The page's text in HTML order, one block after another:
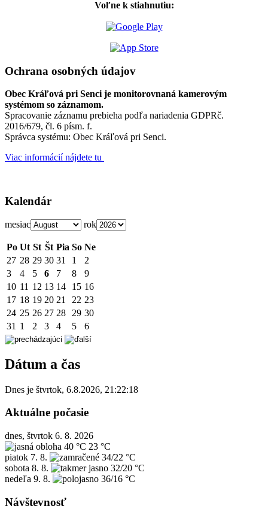
Voľne k stiahnutiu:
Ochrana osobných údajov
Obec Kráľová pri Senci je monitorovnaná kamerovým
systémom so záznamom.
Spracovanie záznamu prebieha podľa nariadenia GDPRč.
2016/679, čl. 6 písm. f.
Správca systému: Obec Kráľová pri Senci.
Viac informácií nájdete tu
Kalendár
mesiac rok
Po Ut St Št Pia So Ne
27 28 29 30 31 1
2
3
4 5 6 7 8
9
10 11 12 13 14 15 16
17 18 19 20 21 22 23
24 25 26 27 28 29 30
31 1 2 3 4 5 6
Dátum a čas
Dnes je štvrtok, 6.8.2026, 21:22:18
Aktuálne počasie
dnes, štvrtok 6. 8. 2026
40 °C 23 °C
piatok 7. 8.
34/22 °C
sobota 8. 8.
32/20 °C
nedeľa 9. 8. 36/16 °C
Návštevnosť